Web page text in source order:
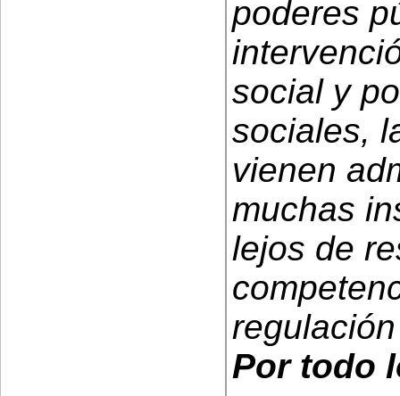
poderes
social y
sociales,
vienen
muchas
lejos de
Por todo